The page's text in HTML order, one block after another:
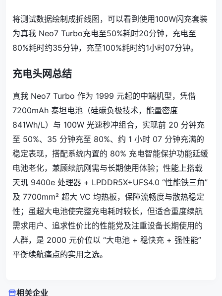
将测试数据绘制成折线图，可以看到使用100W闪充套装
为真我 Neo7 Turbo充电至50%耗时20分钟，充电至
80%耗时约35分钟，充至100%耗时约1小时07分钟。
充电头网总结
真我 Neo7 Turbo 作为 1999 元起的中端机型，凭借
7200mAh 泰坦电池（硅碳负极技术，能量密度
841Wh/L）与 100W 光速秒冲组合，实现前 20 分钟充
至 50%、35 分钟充至 80%、约 1 小时 07 分钟充满的
稳定表现，搭配系统内置的 80% 充电智能保护功能延缓
电池老化，兼顾续航刚需与长期使用体验；性能上搭载
天玑 9400e 处理器 + LPDDR5X+UFS4.0 “性能铁三角”
及 7700mm² 超大 VC 均热板，保障流畅度与散热稳定
性；虽超大电池使完整充电耗时较长，但适合重度续航
需求用户、追求性价比的性能党及注重设备长期使用的
人群，是 2000 元价位以 “大电池 + 稳快充 + 强性能”
平衡续航痛点的实用之选。
相关企业